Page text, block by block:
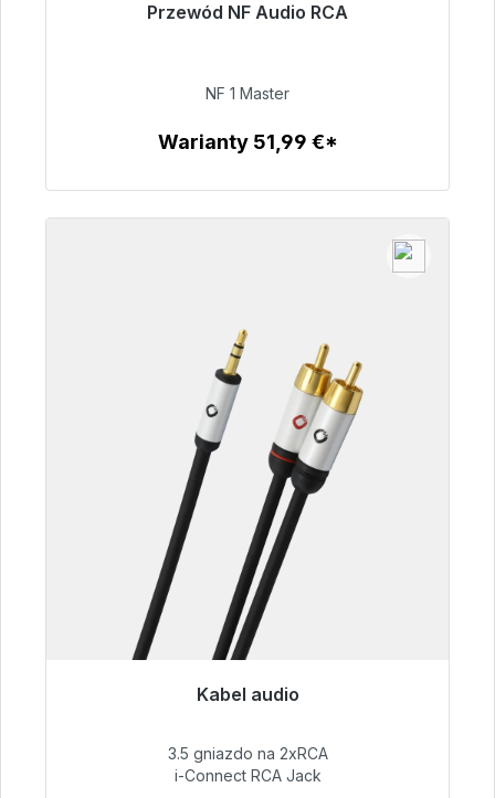
Przewód NF Audio RCA
Gotowy do natychmiastowej wysyłki, czas
99,00 €
NF 1 Master
Warianty 51,99 €*
Kabel audio
Gotowy do natychmiastowej wysyłki, czas
51,99 €
3.5 gniazdo na 2xRCA
i-Connect RCA Jack